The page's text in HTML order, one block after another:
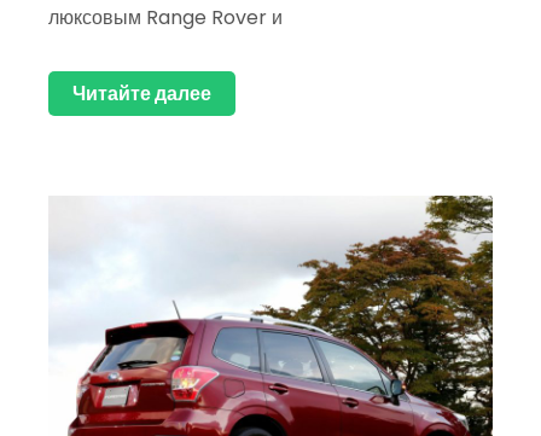
люксовым Range Rover и
Читайте далее